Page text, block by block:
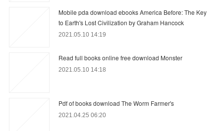
Mobile pda download ebooks America Before: The Key
to Earth's Lost Civilization by Graham Hancock
2021.05.10 14:19
Read full books online free download Monster
2021.05.10 14:18
Pdf of books download The Worm Farmer's
2021.04.25 06:20